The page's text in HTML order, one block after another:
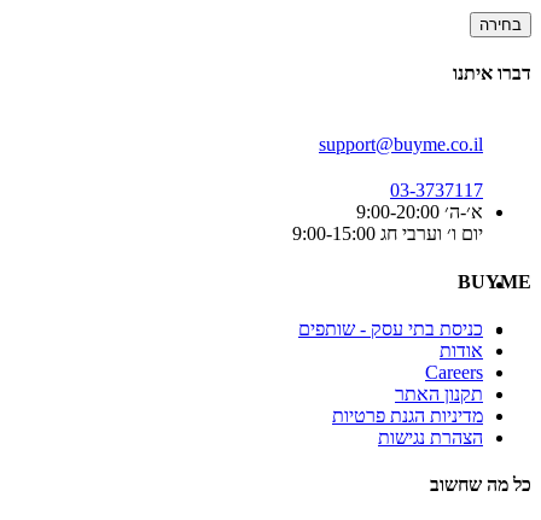
בחירה
דברו איתנו
support@buyme.co.il
03-3737117
א׳-ה׳ 9:00-20:00
יום ו׳ וערבי חג 9:00-15:00
BUYME
כניסת בתי עסק - שותפים
אודות
Careers
תקנון האתר
מדיניות הגנת פרטיות
הצהרת נגישות
כל מה שחשוב